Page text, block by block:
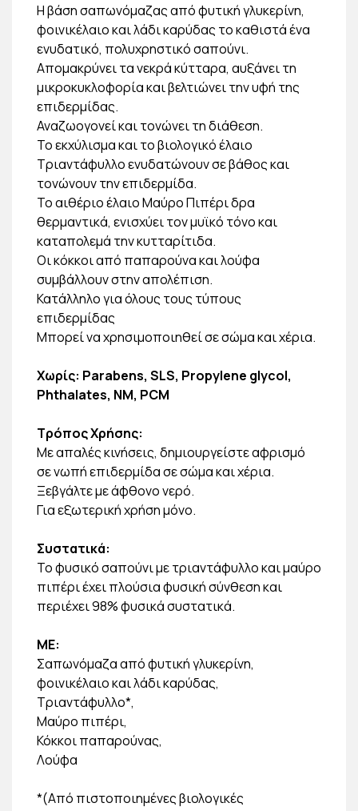
Η βάση σαπωνόμαζας από φυτική γλυκερίνη,
φοινικέλαιο και λάδι καρύδας το καθιστά ένα
ενυδατικό, πολυχρηστικό σαπούνι.
Απομακρύνει τα νεκρά κύτταρα, αυξάνει τη
μικροκυκλοφορία και βελτιώνει την υφή της
επιδερμίδας.
Αναζωογονεί και τονώνει τη διάθεση.
To εκχύλισμα και το βιολογικό έλαιο
Τριαντάφυλλο ενυδατώνουν σε βάθος και
τονώνουν την επιδερμίδα.
Το αιθέριο έλαιο Μαύρο Πιπέρι δρα
θερμαντικά, ενισχύει τον μυϊκό τόνο και
καταπολεμά την κυτταρίτιδα.
Οι κόκκοι από παπαρούνα και λούφα
συμβάλλουν στην απολέπιση.
Κατάλληλο για όλους τους τύπους
επιδερμίδας
Μπορεί να χρησιμοποιηθεί σε σώμα και χέρια.
Χωρίς: Parabens, SLS, Propylene glycol,
Phthalates, NM, PCM
Τρόπος Χρήσης:
Με απαλές κινήσεις, δημιουργείστε αφρισμό
σε νωπή επιδερμίδα σε σώμα και χέρια.
Ξεβγάλτε με άφθονο νερό.
Για εξωτερική χρήση μόνο.
Συστατικά:
Το φυσικό σαπούνι με τριαντάφυλλο και μαύρο
πιπέρι έχει πλούσια φυσική σύνθεση και
περιέχει 98% φυσικά συστατικά.
ΜΕ:
Σαπωνόμαζα από φυτική γλυκερίνη,
φοινικέλαιο και λάδι καρύδας,
Τριαντάφυλλο*,
Μαύρο πιπέρι,
Κόκκοι παπαρούνας,
Λούφα
*(Από πιστοποιημένες βιολογικές